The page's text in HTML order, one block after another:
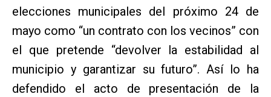
elecciones municipales del próximo 24 de
mayo como “un contrato con los vecinos” con
el que pretende “devolver la estabilidad al
municipio y garantizar su futuro”. Así lo ha
defendido el acto de presentación de la